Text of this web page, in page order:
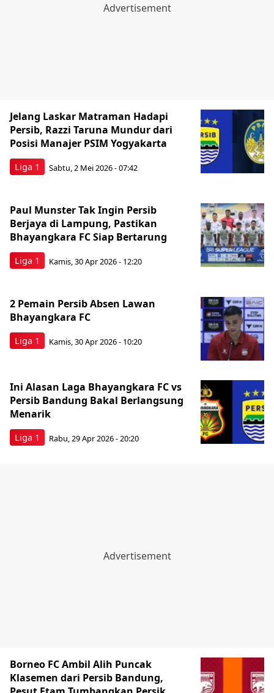
Liga 1
Jelang Laskar Matraman Hadapi
Persib, Razzi Taruna Mundur dari
Posisi Manajer PSIM Yogyakarta
Sabtu, 2 Mei 2026 - 07:42
Liga 1
Paul Munster Tak Ingin Persib
Berjaya di Lampung, Pastikan
Bhayangkara FC Siap Bertarung
Kamis, 30 Apr 2026 - 12:20
Liga 1
2 Pemain Persib Absen Lawan
Bhayangkara FC
Kamis, 30 Apr 2026 - 10:20
Liga 1
Ini Alasan Laga Bhayangkara FC vs
Persib Bandung Bakal Berlangsung
Menarik
Rabu, 29 Apr 2026 - 20:20
Borneo FC Ambil Alih Puncak
Klasemen dari Persib Bandung,